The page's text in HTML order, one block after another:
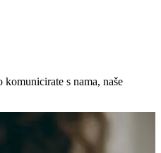
s nama, naše